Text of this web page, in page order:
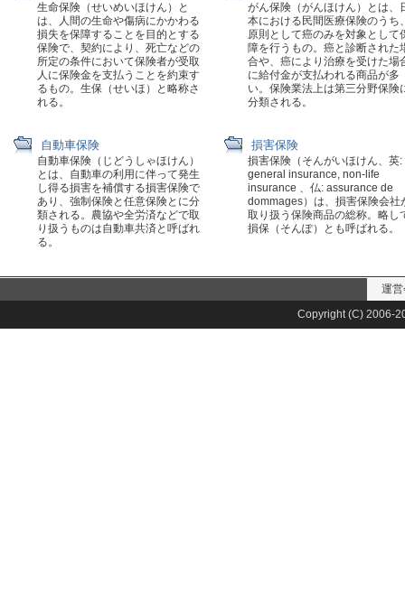
生命保険（せいめいほけん）と
は、人間の生命や傷病にかかわる
損失を保障することを目的とする
保険で、契約により、死亡などの
所定の条件において保険者が受取
人に保険金を支払うことを約束す
るもの。生保（せいほ）と略称さ
れる。
がん保険（がんほけん）とは、
本における民間医療保険のうち
原則として癌のみを対象として
障を行うもの。癌と診断された
合や、癌により治療を受けた場
に給付金が支払われる商品が多
い。保険業法上は第三分野保険
分類される。
自動車保険
自動車保険（じどうしゃほけん）
とは、自動車の利用に伴って発生
し得る損害を補償する損害保険で
あり、強制保険と任意保険とに分
類される。農協や全労済などで取
り扱うものは自動車共済と呼ばれ
る。
損害保険
損害保険（そんがいほけん、英:
general insurance, non-life
insurance 、仏: assurance de
dommages）は、損害保険会社
取り扱う保険商品の総称。略し
損保（そんぽ）とも呼ばれる。
運
Copyright (C) 2006-